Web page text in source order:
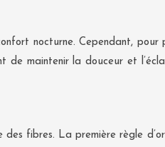
nocturne. Cependant, pour
maintenir la douceur et
fibres. La première règle